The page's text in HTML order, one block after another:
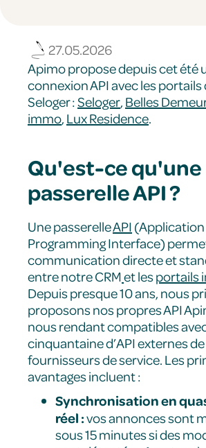
27.05.2026
Apimo propose depuis cet été
connexion API avec les
Seloger :Seloger, Belles
immo, Lux Residence.
Qu'est-ce qu'une
passerelle API ?
Une passerelleAPI (Application
Programming Interface)
communication directe et
entre notre CRMet lesportails
Depuis presque 10 ans, nous
proposons nos propres API
nous rendant compatibles
cinquantaine d’API externes
fournisseurs de service. Les
avantages incluent :
Synchronisation en
réel :vos annonces sont
sous 15 minutes si des